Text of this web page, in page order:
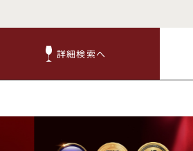
詳細検索へ
詳細検索へ